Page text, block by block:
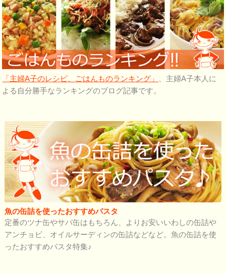
「主婦A子のレシピ、ごはんものランキング」
、主婦A子本人に
よる自分勝手なランキングのブログ記事です。
魚の缶詰を使ったおすすめパスタ
定番のツナ缶やサバ缶はもちろん、よりお安いいわしの缶詰や
アンチョビ、オイルサーディンの缶詰などなど。魚の缶詰を使
ったおすすめパスタ特集♪